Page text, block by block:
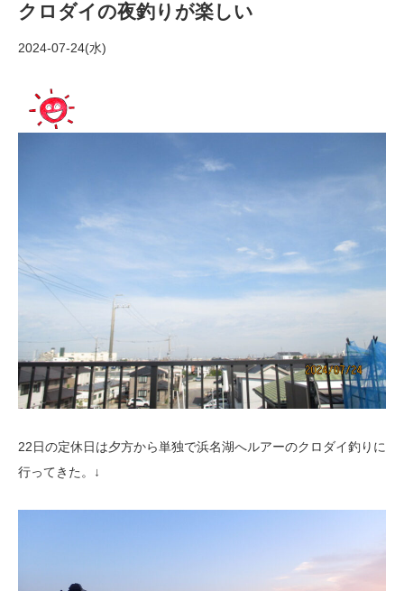
クロダイの夜釣りが楽しい
2024-07-24(水)
22日の定休日は夕方から単独で浜名湖へルアーのクロダイ釣りに
行ってきた。↓